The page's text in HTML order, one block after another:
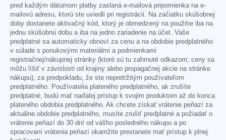
pred každým dátumom platby zaslaná e-mailová pripomienka na e-
mailovú adresu, ktorú ste uviedli pri registrácii. Na začiatku skúšobnej
doby dostanete aktivačný kód, ktorý je obmedzený na použitie iba na
jednu skúšobnú dobu a iba na jedno zariadenie na účet. Vaše
predplatné sa automaticky obnoví za cenu a na obdobie predplatného
v súlade s ponukovými materiálmi a podmienkami
registračnej/nákupnej stránky (ktoré sú tu zahrnuté odkazom; ceny sa
môžu líšiť v závislosti od krajiny alebo propagačnej akcie na stránke
nákupu), za predpokladu, že ste nepretržitým používateľom
predplatného. Používatelia plateného predplatného, ak zrušíte
predplatné, budú mať naďalej prístup k svojim produktom až do konca
plateného obdobia predplatného. Ak chcete získať vrátenie peňazí za
aktuálne obdobie predplatného, musíte zrušiť predplatné a požiadať o
vrátenie peňazí do 30 dní od vášho posledného nákupu a po
spracovaní vrátenia peňazí okamžite prestanete mať prístup k plnej